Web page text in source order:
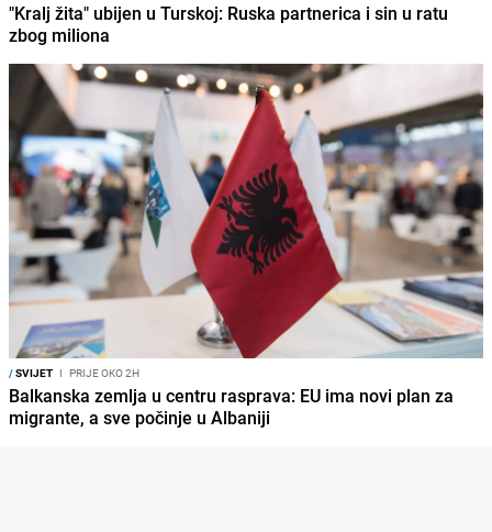
"Kralj žita" ubijen u Turskoj: Ruska partnerica i sin u ratu
zbog miliona
/SVIJET I PRIJE OKO 2H
Balkanska zemlja u centru rasprava: EU ima novi plan za
migrante, a sve počinje u Albaniji